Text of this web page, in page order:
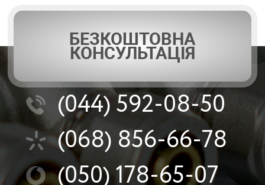
БЕЗКОШТОВНА
КОНСУЛЬТАЦІЯ
(044)592-08-50
(068) 856-66-78
(050)178-65-07